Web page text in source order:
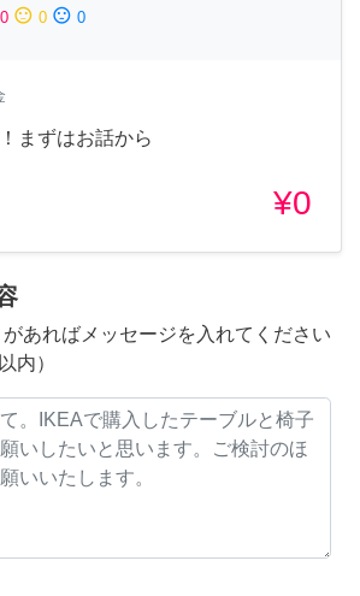
0 sentiment_neutral 0 sentiment_dissatisfied 0
まずはお話から
¥0
あればメッセージを入れてください
内）